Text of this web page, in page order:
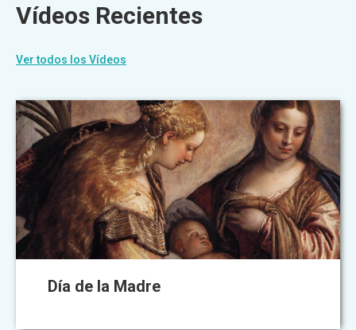
Vídeos Recientes
Ver todos los Vídeos
Día de la Madre